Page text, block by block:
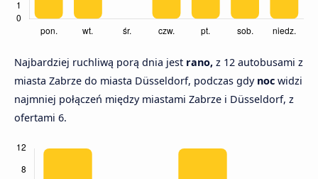
Najbardziej ruchliwą porą dnia jest rano, z 12 autobusami z
miasta Zabrze do miasta Düsseldorf, podczas gdy noc widzi
najmniej połączeń między miastami Zabrze i Düsseldorf, z
ofertami 6.